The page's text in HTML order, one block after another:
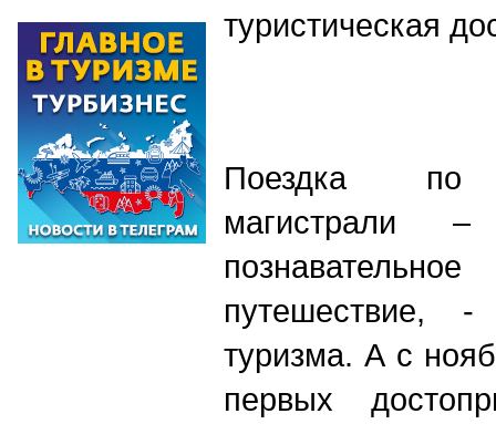
туристическая
Поездка по
путешествие, -
туризма. А с
первых